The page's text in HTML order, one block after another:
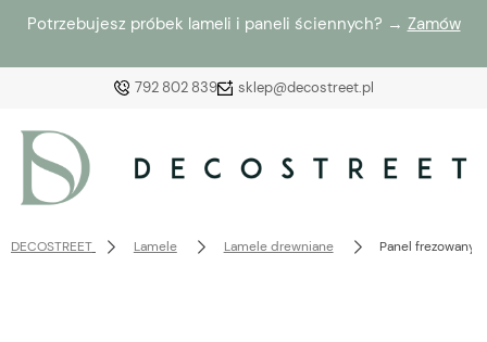
Potrzebujesz próbek lameli i paneli ściennych? → Zamów
792 802 839 sklep@decostreet.pl
DECOSTREET Lamele Lamele drewniane Panel frezowany